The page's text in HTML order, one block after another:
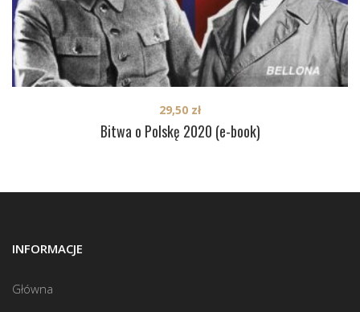
Bitwa o Polskę 2020 (e-book)
29,50 zł
INFORMACJE
Główna